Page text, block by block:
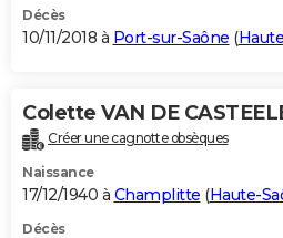
Décès
10/11/2018 à Port-sur-Saône (
Colette VAN DE
Créer une cagnotte obsèques
Naissance
17/12/1940 à Champlitte (Haute-
Décès